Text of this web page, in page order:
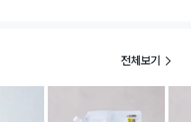
전체보기